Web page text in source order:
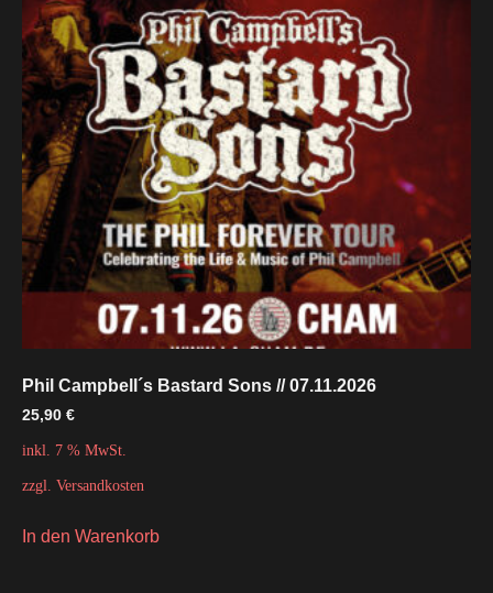
Phil Campbell´s Bastard Sons // 07.11.2026
25,90 €
inkl. 7 % MwSt.
zzgl. Versandkosten
In den Warenkorb